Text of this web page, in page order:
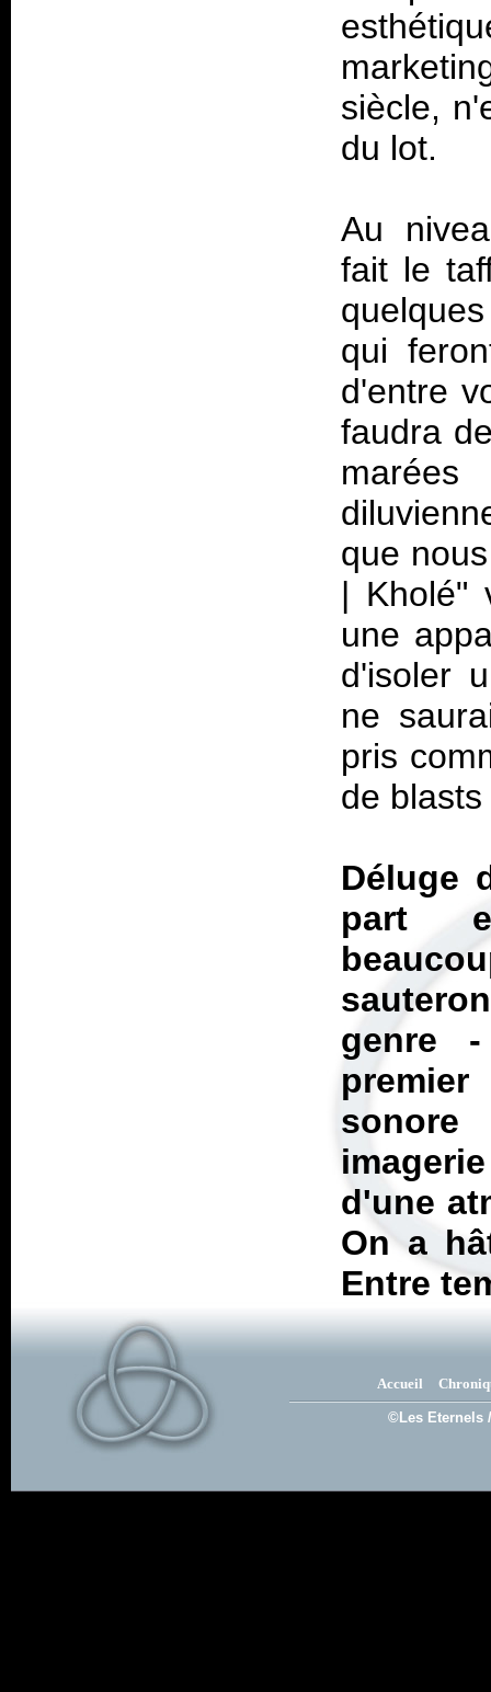
siècle,
du lot.
Au
fait le
qui
d'entre
faudra
que
| Kholé"
une
d'isoler
ne
pris
de
Déluge
part
genre
d'une
On a
Entre
Accueil
©Les Eternels